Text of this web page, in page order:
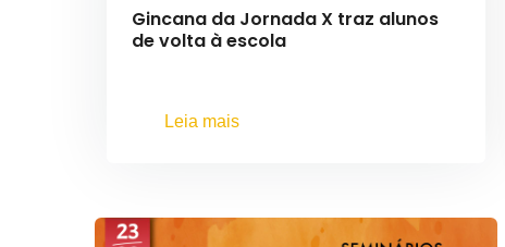
Gincana da Jornada X traz alunos
de volta à escola
Leia mais